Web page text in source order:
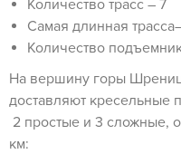
Количество трасс – 7
Самая длинная
Количество
На вершину горы
доставляют кресельные
2 простые и 3 сложные,
км: